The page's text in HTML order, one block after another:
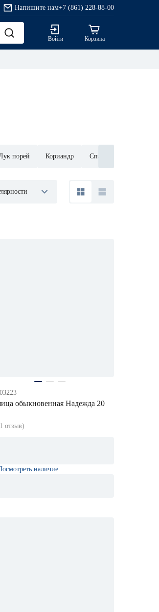
Напишите нам+7 (861) 228-88-00
Войти Корзина
порей Кориандр Спаржа
обыкновенная Надежда 20
отзыв)
наличие